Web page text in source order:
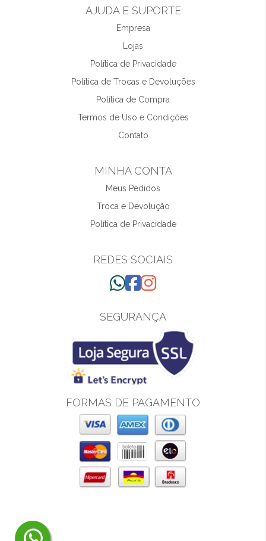
AJUDA E SUPORTE
Empresa
Lojas
Política de Privacidade
Política de Trocas e Devoluções
Política de Compra
Termos de Uso e Condições
Contato
MINHA CONTA
Meus Pedidos
Troca e Devolução
Política de Privacidade
REDES SOCIAIS
SEGURANÇA
FORMAS DE PAGAMENTO